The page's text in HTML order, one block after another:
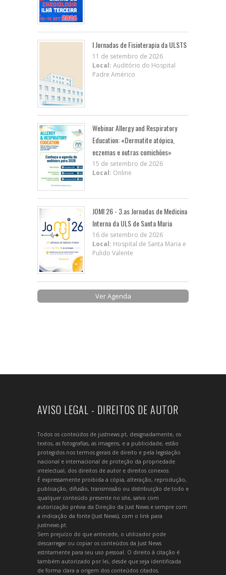
I Jornadas de Fisioterapia da ULSTS
11 de setembro de 2026
Local: Auditório do Hospital
Padre Américo
Webinar Allergy and Respiratory
Education: «Dermatite atópica,
eczemas e outras comichões»
15 de setembro de 2026
Local: Online
JOMI 26 - 3.as Jornadas de Medicina
Interna da ULS de Santa Maria
16 de setembro de 2026
Local: Hospital de Santa Maria e
Pulido Valente
Ver Agenda
AVISO LEGAL - DIREITOS DE AUTOR
Todos os conteúdos de justnews.pt, designadamente, os
textos, as fotografias, as imagens, e a publicidade, estão
protegidos nos termos gerais de direito e pela legislação
nacional e internacional de proteção da propriedade
intelectual, dos direitos de autor e direitos conexos.
É expressamente proibida a cópia, alteração, reprodução,
publicação, difusão, transmissão ou distribuição de todo e
qualquer conteúdo presente no site, salvo com
autorização prévia da Direção da Just News e sempre com
a indicação da fonte (Just News), com o link para
justnews.pt.
Sem prejuízo do que antecede, o utilizador pode
descarregar ou copiar os conteúdos da Just News
estritamente para seu uso pessoal. O direito à citação é
também autorizado por lei, desde que seja identificada
de forma clara a origem dos conteúdos citados.